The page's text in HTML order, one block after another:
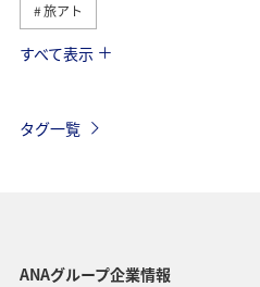
旅アト
関東・甲信越地方
すべて表示
タグ一覧
ANAグループ企業情報